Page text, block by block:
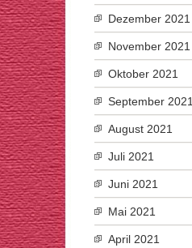
Dezember 2021
November 2021
Oktober 2021
September 2021
August 2021
Juli 2021
Juni 2021
Mai 2021
April 2021